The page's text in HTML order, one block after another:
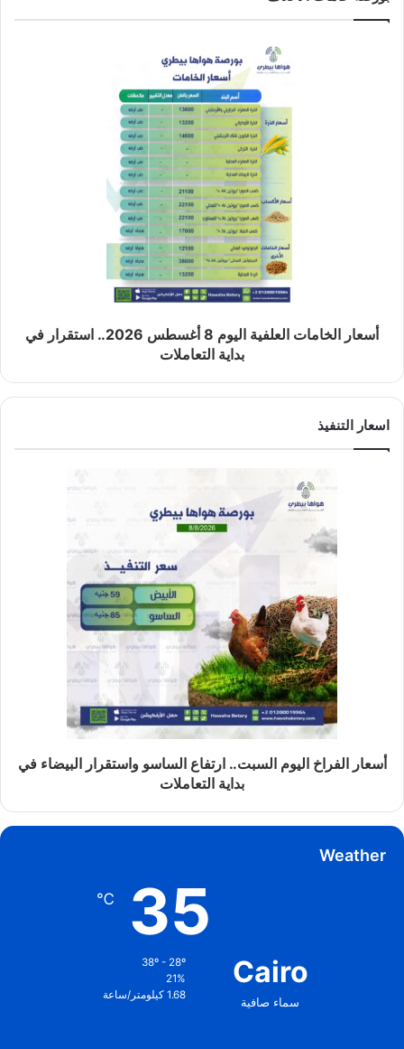
أسعار الخامات العلفية اليوم 8 أغسطس 2026.. استقرار في
بداية التعاملات
اسعار التنفيذ
أسعار الفراخ اليوم السبت.. ارتفاع الساسو واستقرار البيضاء في
بداية التعاملات
Weather
Cairo
سماء صافية
35
℃
38º - 28º
21%
1.68 كيلومتر/ساعة